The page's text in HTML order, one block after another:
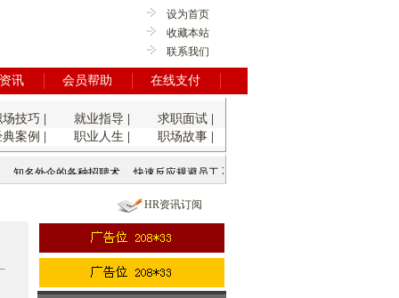
设为首页
收藏本站
联系我们
讯 会员帮助 在线支付
场技巧 就业指导 求职面试|
案例
职业人生 职场故事|
外企的各种招聘术 快速反应规避员工入职风险
HR资讯订阅